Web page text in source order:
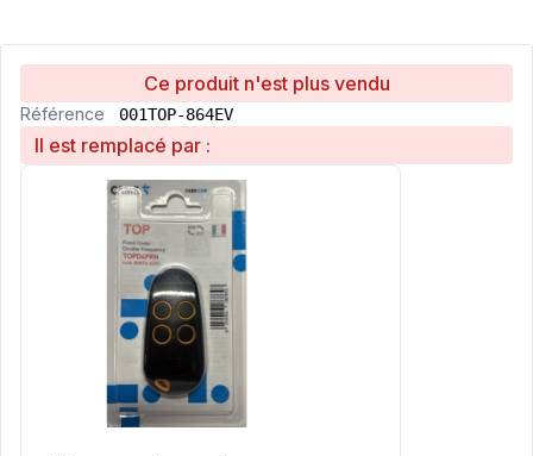
Ce produit n'est plus vendu
Référence 001TOP-864EV
Il est remplacé par :